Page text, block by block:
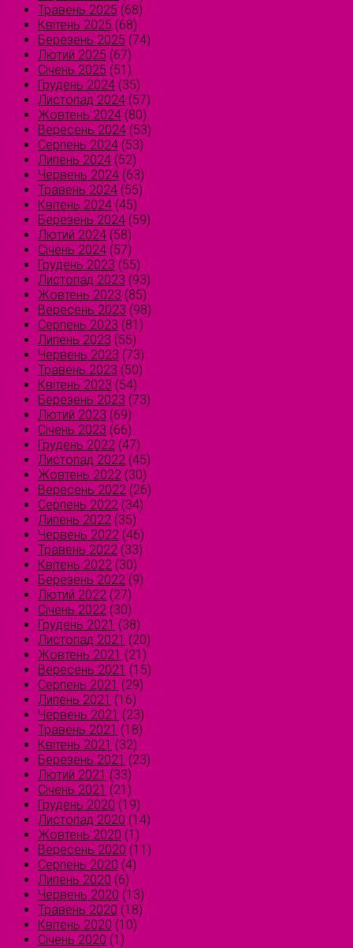
Травень 2025 (68)
Квітень 2025 (68)
Березень 2025 (74)
Лютий 2025 (67)
Січень 2025 (51)
Грудень 2024 (35)
Листопад 2024 (57)
Жовтень 2024 (80)
Вересень 2024 (53)
Серпень 2024 (53)
Липень 2024 (52)
Червень 2024 (63)
Травень 2024 (55)
Квітень 2024 (45)
Березень 2024 (59)
Лютий 2024 (58)
Січень 2024 (57)
Грудень 2023 (55)
Листопад 2023 (93)
Жовтень 2023 (85)
Вересень 2023 (98)
Серпень 2023 (81)
Липень 2023 (55)
Червень 2023 (73)
Травень 2023 (50)
Квітень 2023 (54)
Березень 2023 (73)
Лютий 2023 (69)
Січень 2023 (66)
Грудень 2022 (47)
Листопад 2022 (45)
Жовтень 2022 (30)
Вересень 2022 (26)
Серпень 2022 (34)
Липень 2022 (35)
Червень 2022 (46)
Травень 2022 (33)
Квітень 2022 (30)
Березень 2022 (9)
Лютий 2022 (27)
Січень 2022 (30)
Грудень 2021 (38)
Листопад 2021 (20)
Жовтень 2021 (21)
Вересень 2021 (15)
Серпень 2021 (29)
Липень 2021 (16)
Червень 2021 (23)
Травень 2021 (18)
Квітень 2021 (32)
Березень 2021 (23)
Лютий 2021 (33)
Січень 2021 (21)
Грудень 2020 (19)
Листопад 2020 (14)
Жовтень 2020 (1)
Вересень 2020 (11)
Серпень 2020 (4)
Липень 2020 (6)
Червень 2020 (13)
Травень 2020 (18)
Квітень 2020 (10)
Січень 2020 (1)